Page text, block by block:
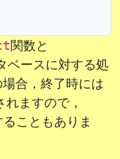
関数と
ベースに対する処
合，終了時には
ますので，
こともありま